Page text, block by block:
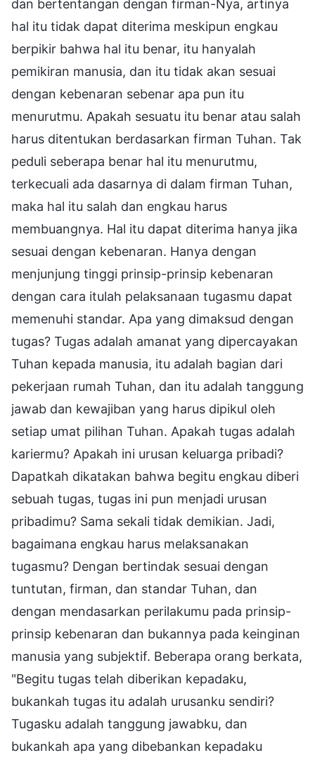
dan bertentangan dengan firman-Nya, artinya
hal itu tidak dapat diterima meskipun engkau
berpikir bahwa hal itu benar, itu hanyalah
pemikiran manusia, dan itu tidak akan sesuai
dengan kebenaran sebenar apa pun itu
menurutmu. Apakah sesuatu itu benar atau salah
harus ditentukan berdasarkan firman Tuhan. Tak
peduli seberapa benar hal itu menurutmu,
terkecuali ada dasarnya di dalam firman Tuhan,
maka hal itu salah dan engkau harus
membuangnya. Hal itu dapat diterima hanya jika
sesuai dengan kebenaran. Hanya dengan
menjunjung tinggi prinsip-prinsip kebenaran
dengan cara itulah pelaksanaan tugasmu dapat
memenuhi standar. Apa yang dimaksud dengan
tugas? Tugas adalah amanat yang dipercayakan
Tuhan kepada manusia, itu adalah bagian dari
pekerjaan rumah Tuhan, dan itu adalah tanggung
jawab dan kewajiban yang harus dipikul oleh
setiap umat pilihan Tuhan. Apakah tugas adalah
kariermu? Apakah ini urusan keluarga pribadi?
Dapatkah dikatakan bahwa begitu engkau diberi
sebuah tugas, tugas ini pun menjadi urusan
pribadimu? Sama sekali tidak demikian. Jadi,
bagaimana engkau harus melaksanakan
tugasmu? Dengan bertindak sesuai dengan
tuntutan, firman, dan standar Tuhan, dan
dengan mendasarkan perilakumu pada prinsip-
prinsip kebenaran dan bukannya pada keinginan
manusia yang subjektif. Beberapa orang berkata,
"Begitu tugas telah diberikan kepadaku,
bukankah tugas itu adalah urusanku sendiri?
Tugasku adalah tanggung jawabku, dan
bukankah apa yang dibebankan kepadaku